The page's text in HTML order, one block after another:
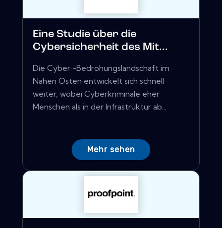
Eine Studie über die
Cybersicherheit des Mit...
Die Cyber ​​-Bedrohungslandschaft im
Nahen Osten entwickelt sich schnell
weiter, wobei Cyberkriminale eher
Menschen als in der Infrastruktur ab...
Mehr sehen